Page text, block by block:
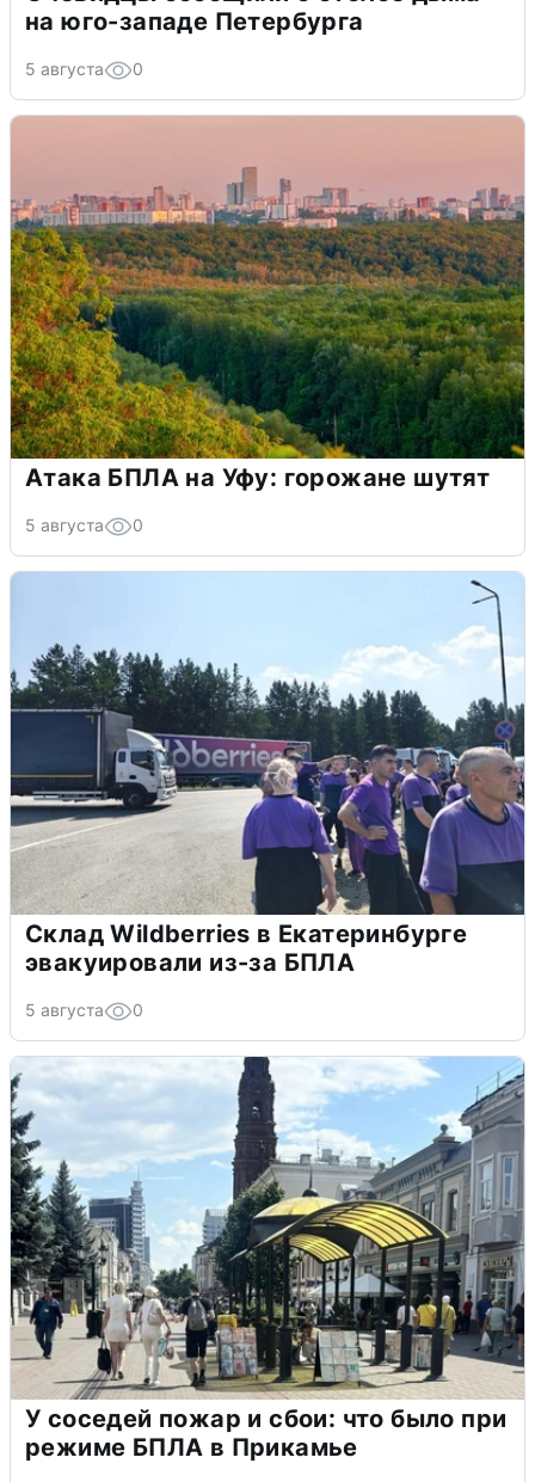
на юго-западе Петербурга
5 августа 0
Атака БПЛА на Уфу: горожане шутят
5 августа 0
Склад Wildberries в Екатеринбурге
эвакуировали из-за БПЛА
5 августа 0
У соседей пожар и сбои: что было при
режиме БПЛА в Прикамье